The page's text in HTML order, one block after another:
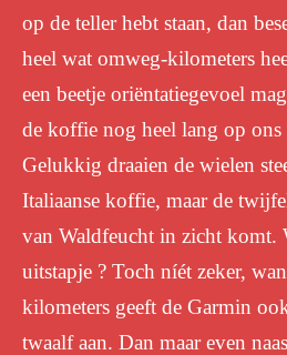
op de teller hebt staan, dan
heel wat omweg-kilometers
een beetje oriëntatiegevoel
de koffie nog heel lang op ons
Gelukkig draaien de wielen
Italiaanse koffie, maar de
van Waldfeucht in zicht komt.
uitstapje ? Toch níét zeker,
kilometers geeft de Garmin
twaalf aan. Dan maar even